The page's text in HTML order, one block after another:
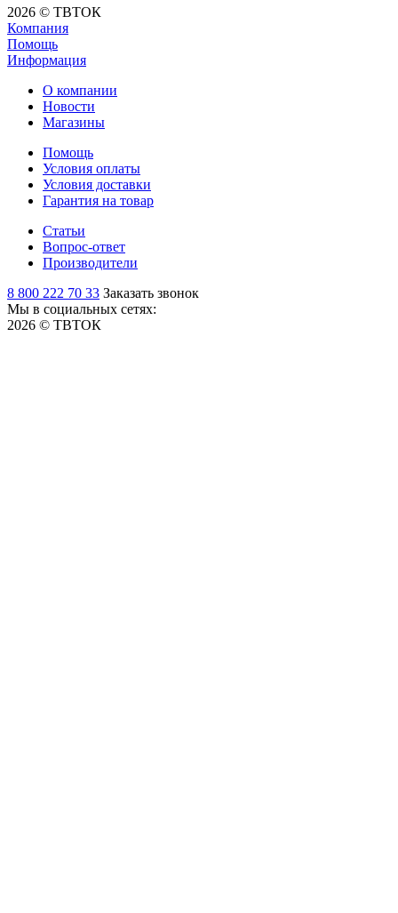
2026 © ТВТОК
Компания
Помощь
Информация
О компании
Новости
Магазины
Помощь
Условия оплаты
Условия доставки
Гарантия на товар
Статьи
Вопрос-ответ
Производители
8 800 222 70 33 Заказать звонок
Мы в социальных сетях:
2026 © ТВТОК